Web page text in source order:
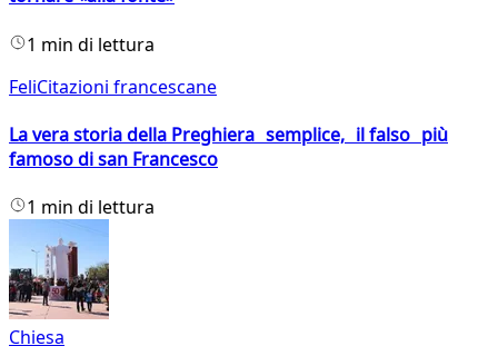
1 min di lettura
FeliCitazioni francescane
La vera storia della Preghiera semplice, il falso più
famoso di san Francesco
1 min di lettura
Chiesa